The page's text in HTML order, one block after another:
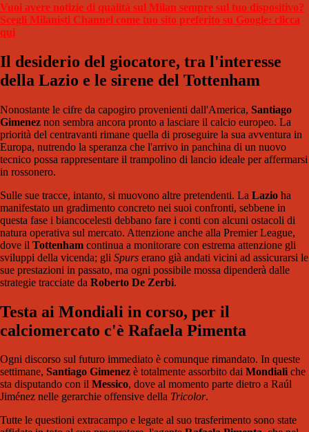
Vuoi avere notizie di qualità sul Milan sempre sul tuo dispositivo?
Scegli Milanisti Channel come tuo sito preferito su Google: clicca
qui
Il desiderio del giocatore, tra l'interesse
della Lazio e le sirene del Tottenham
Nonostante le cifre da capogiro provenienti dall'America, Santiago
Gimenez non sembra ancora pronto a lasciare il calcio europeo. La
priorità del centravanti rimane quella di proseguire la sua avventura in
Europa, nutrendo la speranza che l'arrivo in panchina di un nuovo
tecnico possa rappresentare il trampolino di lancio ideale per affermarsi
in rossonero.
Sulle sue tracce, intanto, si muovono altre pretendenti. La Lazio ha
manifestato un gradimento concreto nei suoi confronti, sebbene in
questa fase i biancocelesti debbano fare i conti con alcuni ostacoli di
natura operativa sul mercato. Attenzione anche alla Premier League,
dove il Tottenham continua a monitorare con estrema attenzione gli
sviluppi della vicenda; gli Spurs erano già andati vicini ad assicurarsi le
sue prestazioni in passato, ma ogni possibile mossa dipenderà dalle
strategie tracciate da Roberto De Zerbi.
Testa ai Mondiali in corso, per il
calciomercato c'è Rafaela Pimenta
Ogni discorso sul futuro immediato è comunque rimandato. In queste
settimane, Santiago Gimenez è totalmente assorbito dai Mondialiche
sta disputando con il Messico, dove al momento parte dietro a Raúl
Jiménez nelle gerarchie offensive della Tricolor.
Tutte le questioni extracampo e legate al suo trasferimento sono state